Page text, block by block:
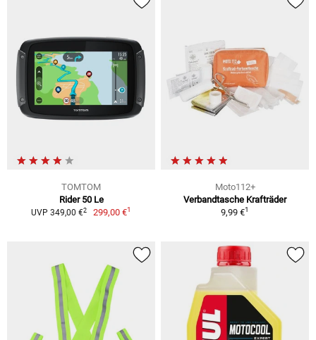
TOMTOM
Rider 50 Le
UVP 349,00 €2 299,00 €1
Moto112+
Verbandtasche Krafträder
9,99 €1